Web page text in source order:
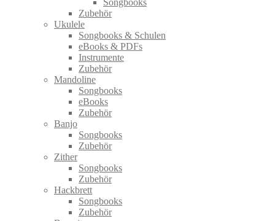
Songbooks
Zubehör
Ukulele
Songbooks & Schulen
eBooks & PDFs
Instrumente
Zubehör
Mandoline
Songbooks
eBooks
Zubehör
Banjo
Songbooks
Zubehör
Zither
Songbooks
Zubehör
Hackbrett
Songbooks
Zubehör